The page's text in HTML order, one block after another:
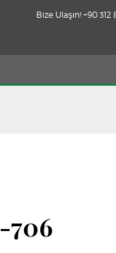
Bize Ulaşın! +90
706